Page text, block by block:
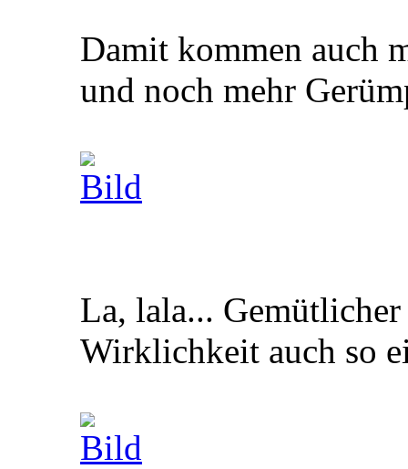
Damit kommen auch
und noch mehr
La, lala...
Wirklichkeit auch so